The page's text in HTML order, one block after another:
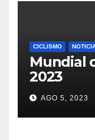
CICLISMO
Mundial
2023
AGO 5, 2023